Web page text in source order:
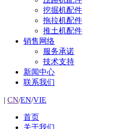
挖掘机配件
拖拉机配件
推土机配件
销售网络
服务承诺
技术支持
新闻中心
联系我们
| CN/EN/VIE
首页
关于我们